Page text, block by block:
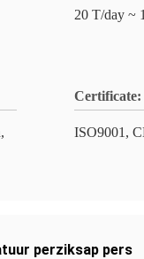
20 T/day ~
Certificate:
ISO9001,
perziksap pers